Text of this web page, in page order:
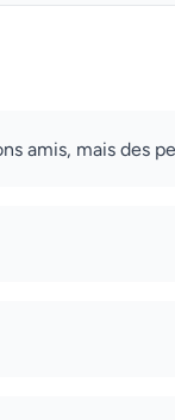
amis, mais des